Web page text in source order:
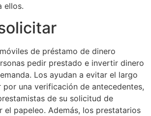
ellos.
de préstamo de dinero
pedir prestado e invertir dinero
Los ayudan a evitar el largo
por una verificación de antecedentes,
de su solicitud de
el papeleo. Además, los prestatarios